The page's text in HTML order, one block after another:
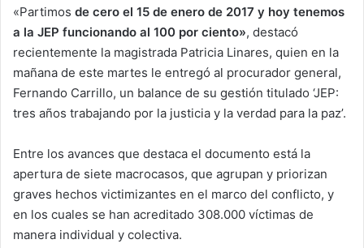
«Partimos de cero el 15 de enero de 2017 y hoy tenemos
a la JEP funcionando al 100 por ciento», destacó
recientemente la magistrada Patricia Linares, quien en la
mañana de este martes le entregó al procurador general,
Fernando Carrillo, un balance de su gestión titulado ‘JEP:
tres años trabajando por la justicia y la verdad para la paz’.
Entre los avances que destaca el documento está la
apertura de siete macrocasos, que agrupan y priorizan
graves hechos victimizantes en el marco del conflicto, y
en los cuales se han acreditado 308.000 víctimas de
manera individual y colectiva.